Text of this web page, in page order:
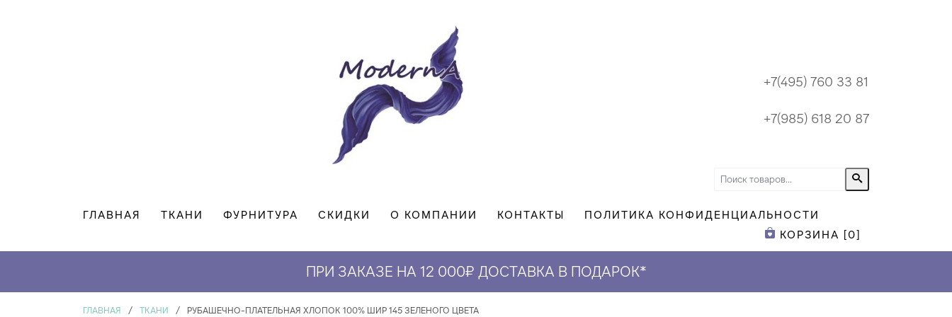
+7(495) 760 33 81
+7(985) 618 20 87
ГЛАВНАЯ ТКАНИ ФУРНИТУРА СКИДКИ О КОМПАНИИ КОНТАКТЫ
ПОЛИТИКА КОНФИДЕНЦИАЛЬНОСТИ
КОРЗИНА [0]
ПРИ ЗАКАЗЕ НА 12 000₽ ДОСТАВКА В ПОДАРОК*
СКИДКА 5% НА ПЕРВЫЙ ЗАКАЗ*
ГЛАВНАЯ / ТКАНИ / РУБАШЕЧНО-ПЛАТЕЛЬНАЯ ХЛОПОК 100% ШИР 145 ЗЕЛЕНОГО ЦВЕТА